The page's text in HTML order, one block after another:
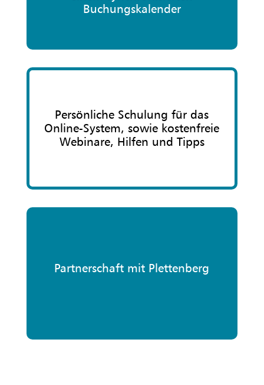
Buchungskalender
Persönliche Schulung für das
Online-System, sowie kostenfreie
Webinare, Hilfen und Tipps
Partnerschaft mit Plettenberg